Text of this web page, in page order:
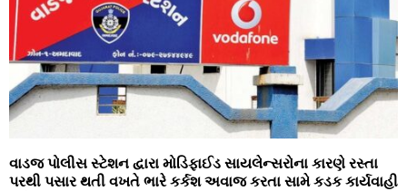
વાડજ પોલીસ સ્ટેશન દ્વારા મોડિફાઈડ સાયલેન્સરોના કારણે રસ્તા
પરથી પસાર થતી વખતે ભારે કર્કશ અવાજ કરતા સામે કડક કાર્યવાહી